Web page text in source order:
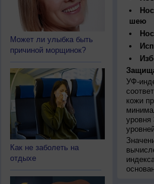
Может ли улыбка быть
причиной морщинок?
Как не заболеть на
отдыхе
шею
УФ-
кожи
уровня